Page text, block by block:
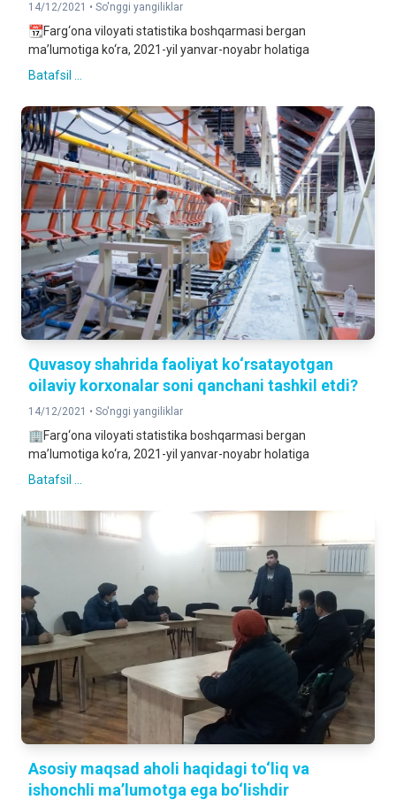
14/12/2021 • So'nggi yangiliklar
📆Farg‘ona viloyati statistika boshqarmasi bergan
ma’lumotiga ko‘ra, 2021-yil yanvar-noyabr holatiga
Batafsil ...
Quvasoy shahrida faoliyat ko‘rsatayotgan
oilaviy korxonalar soni qanchani tashkil etdi?
14/12/2021 • So'nggi yangiliklar
🏢Farg‘ona viloyati statistika boshqarmasi bergan
ma’lumotiga ko‘ra, 2021-yil yanvar-noyabr holatiga
Batafsil ...
Asosiy maqsad aholi haqidagi to‘liq va
ishonchli ma’lumotga ega bo‘lishdir